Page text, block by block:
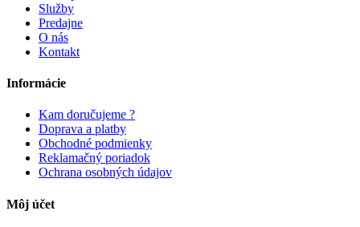
Služby
Predajne
O nás
Kontakt
Informácie
Kam doručujeme ?
Doprava a platby
Obchodné podmienky
Reklamačný poriadok
Ochrana osobných údajov
Môj účet